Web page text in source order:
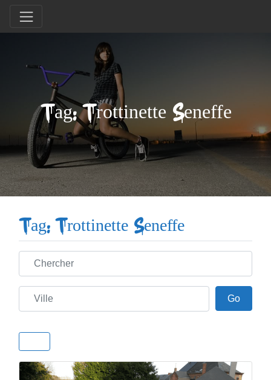
Tag: Trottinette Seneffe
Tag: Trottinette Seneffe
Chercher
Ville GoGo